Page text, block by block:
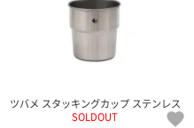
ツバメ スタッキングカップ ステンレス
SOLDOUT